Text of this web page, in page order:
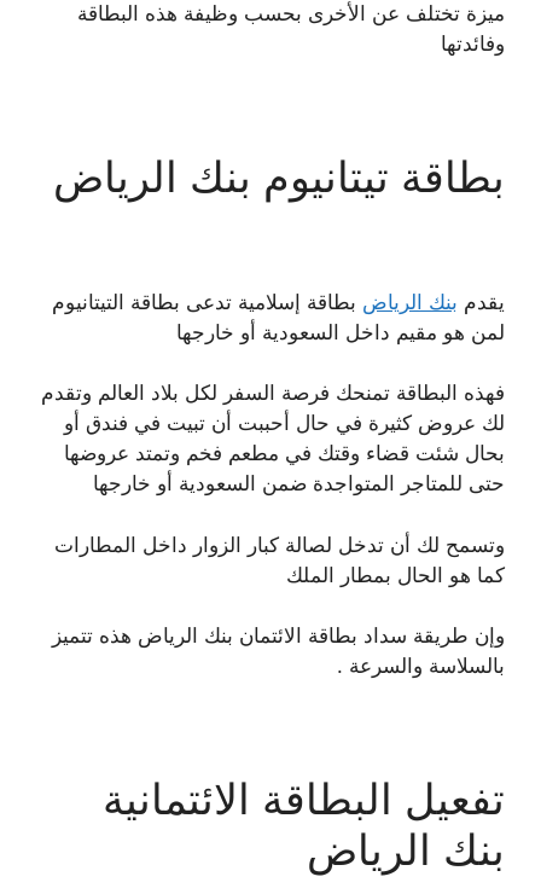
ميزة تختلف عن الأخرى بحسب وظيفة هذه البطاقة
وفائدتها
بطاقة تيتانيوم بنك الرياض
يقدم بنك الرياض بطاقة إسلامية تدعى بطاقة التيتانيوم
لمن هو مقيم داخل السعودية أو خارجها
فهذه البطاقة تمنحك فرصة السفر لكل بلاد العالم وتقدم
لك عروض كثيرة في حال أحببت أن تبيت في فندق أو
بحال شئت قضاء وقتك في مطعم فخم وتمتد عروضها
حتى للمتاجر المتواجدة ضمن السعودية أو خارجها
وتسمح لك أن تدخل لصالة كبار الزوار داخل المطارات
كما هو الحال بمطار الملك
وإن طريقة سداد بطاقة الائتمان بنك الرياض هذه تتميز
بالسلاسة والسرعة .
تفعيل البطاقة الائتمانية
بنك الرياض